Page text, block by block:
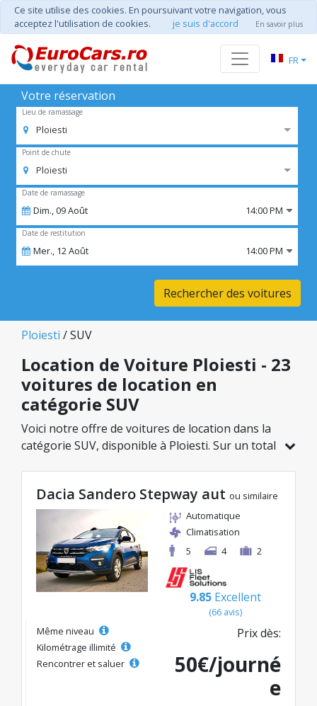
Ce site utilise des cookies. En poursuivant votre navigation, vous
acceptez l'utilisation de cookies.
je suis d'accord En savoir plus
FR
Votre réservation
Lieu de ramassage
Ploiesti
Point de chute
Ploiesti
Date de ramassage
Dim.,09Août 14:00 PM
Date de restitution
Mer., 12Août 14:00 PM
Rechercher des voitures
Ploiesti / SUV
Location de Voiture Ploiesti - 23
voitures de location en
catégorie SUV
Voici notre offre de voitures de location dans la
catégorie SUV, disponible à Ploiesti. Sur un total
sélectionnée, avec des tarifs avantageux
débutant à seulement 41€/jour.
Dacia Sandero Stepway aut ou similaire
Automatique
Climatisation
5
4 2
9.85 Excellent
(66 avis)
Même niveau
Kilométrage illimité
Rencontrer et saluer
Prix dès:
50€/journé
e